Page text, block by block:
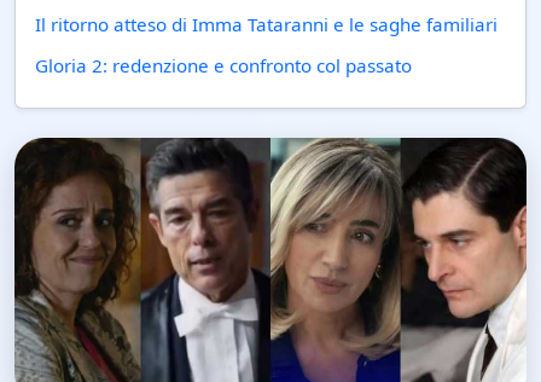
Il ritorno atteso di Imma Tataranni e le saghe familiari
Gloria 2: redenzione e confronto col passato